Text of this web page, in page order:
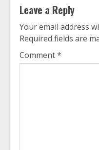
Leave a Reply
Your email address
Required fields are
Comment*